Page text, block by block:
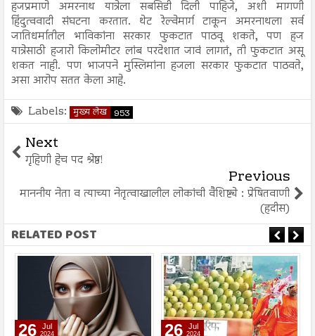
हजप्रमाणे अमरनाथ यात्रेला सबसिडी दिली पाहिजे, अशी मागणी
हिंदुत्ववादी संघटना करतात. थेट रेल्वेमार्ग टाकून अमरनाथला सर्व
जातिधर्मातील भाविकांना सरकार फुकटात पाठवू शकते, पण हज
यात्रेसाठी हजारो किलोमीटर लांब परदेशात जावं लागतं, ती फुकटात असू
शकत नाही. पण भाजपने मुस्लिमांना हजला सरकार फुकटात पाठवते,
असा आरोप सतत केला आहे.
Labels: मुख्य लेख 953
Next
गृहिणी हेच पद श्रेष्ठ!
Previous
माननीय नेता व त्याच्या नेतृत्वाखालील लोकांची वैशिष्ट्ये : प्रेषितवाणी
(हदीस)
RELATED POST
26 Jul
2024 26 Jul
2024